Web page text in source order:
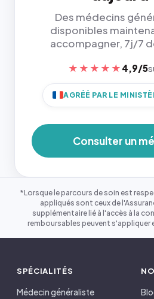
Des médecins
disponibles
accompagner, 7j/7
★★★★★ 4,9/5
AGRÉÉ PAR LE
Consulter un
*Lorsque le parcours de soin est
appliqués sont ceux de
supplémentaire lié à l'accès à la
remboursables peuvent
SPÉCIALITÉS
Médecin généraliste